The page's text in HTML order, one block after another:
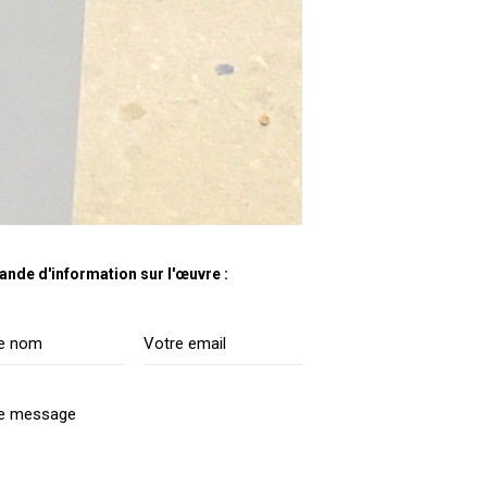
d'information sur l'œuvre :